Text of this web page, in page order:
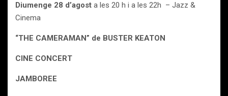
Diumenge 28 d’agost a les 20 h i a les 22h – Jazz &
Cinema
“THE CAMERAMAN” de BUSTER KEATON
CINE CONCERT
JAMBOREE